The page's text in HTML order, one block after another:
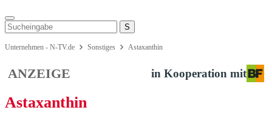
Unternehmen - N-TV.de Sonstiges Astaxanthin
ANZEIGE in Kooperation mit
Astaxanthin